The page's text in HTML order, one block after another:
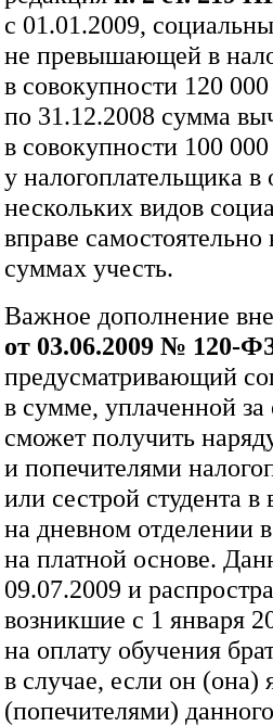
с 01.01.2009,
не превышающей в
в совокупности 120
по 31.12.2008 сумма
в совокупности 100
у налогоплательщика
нескольких видов
вправе
суммах учесть.
Важное дополнение
от 03.06.2009 №
предусматривающий
в сумме, уплаченной
сможет получить
и попечителями
или сестрой студента в
на дневном отделении
на платной основе.
09.07.2009 и
возникшие с 1 января
на оплату обучения
в случае, если он (она)
(попечителями)